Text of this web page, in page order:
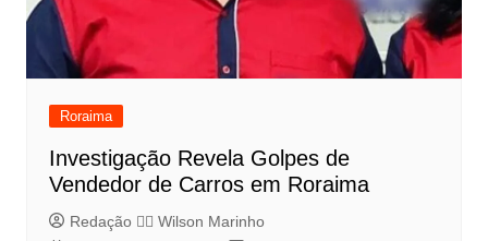
Roraima
Investigação Revela Golpes de
Vendedor de Carros em Roraima
Redação 👨‍⚖️​ Wilson Marinho